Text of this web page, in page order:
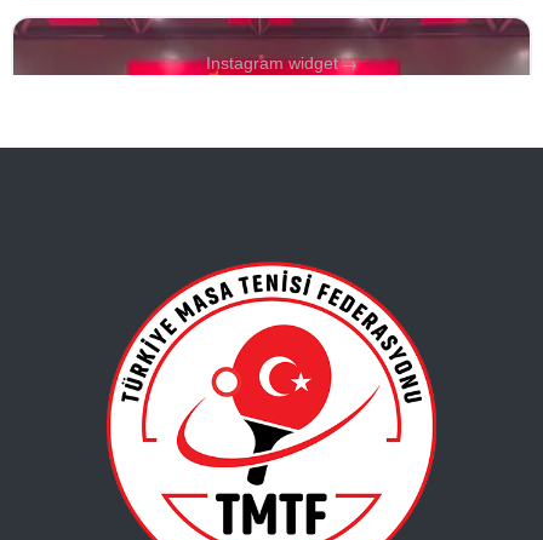
Instagram widget→